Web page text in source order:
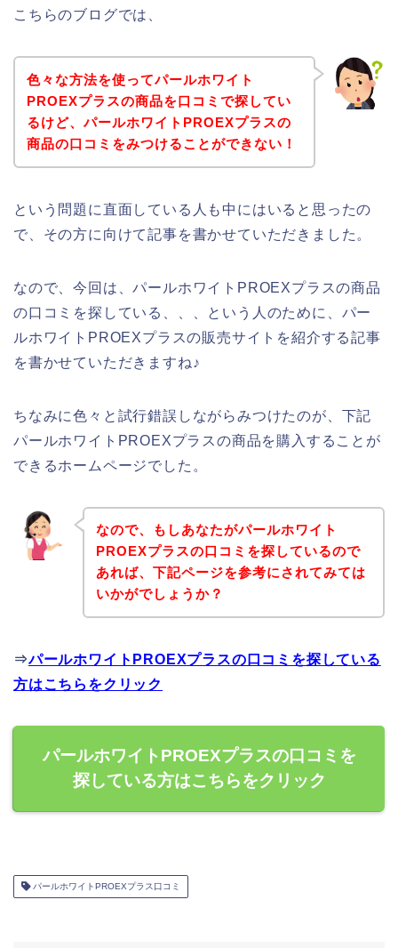
こちらのブログでは、
色々な方法を使ってパールホワイト
PROEXプラスの商品を口コミで探してい
るけど、パールホワイトPROEXプラスの
商品の口コミをみつけることができない！
という問題に直面している人も中にはいると思ったの
で、その方に向けて記事を書かせていただきました。
なので、今回は、パールホワイトPROEXプラスの商品
の口コミを探している、、、という人のために、パー
ルホワイトPROEXプラスの販売サイトを紹介する記事
を書かせていただきますね♪
ちなみに色々と試行錯誤しながらみつけたのが、下記
パールホワイトPROEXプラスの商品を購入することが
できるホームページでした。
なので、もしあなたがパールホワイト
PROEXプラスの口コミを探しているので
あれば、下記ページを参考にされてみては
いかがでしょうか？
⇒パールホワイトPROEXプラスの口コミを探している
方はこちらをクリック
パールホワイトPROEXプラスの口コミを
探している方はこちらをクリック
パールホワイトPROEXプラス口コミ